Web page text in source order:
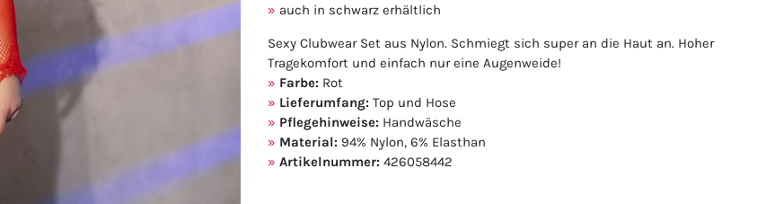
auch in schwarz erhältlich
Sexy Clubwear Set aus Nylon. Schmiegt sich super an die Haut an. Hoher
Tragekomfort und einfach nur eine Augenweide!
Farbe: Rot
Lieferumfang: Top und Hose
Pflegehinweise: Handwäsche
Material: 94% Nylon, 6% Elasthan
Artikelnummer: 426058442